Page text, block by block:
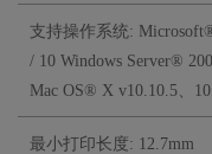
支持操作系统:
/ 10 Windows Server®
Mac OS® X v10.10.5、
最小打印长度: 12.7mm